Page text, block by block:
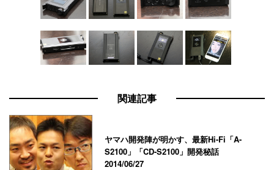
関連記事
ヤマハ開発陣が明かす、最新Hi-Fi「A-
S2100」「CD-S2100」開発秘話
2014/06/27